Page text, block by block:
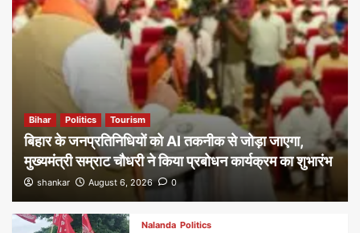
Bihar Politics Tourism
बिहार के जनप्रतिनिधियों को AI तकनीक से जोड़ा जाएगा,
मुख्यमंत्री सम्राट चौधरी ने किया प्रबोधन कार्यक्रम का शुभारंभ
shankar August 6, 2026 0
Nalanda Politics